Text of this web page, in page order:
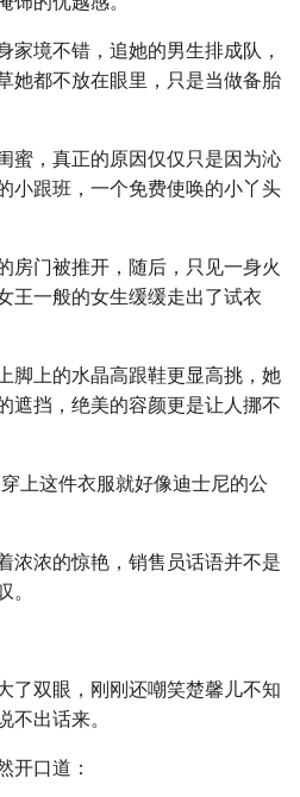
家境不错，追她的男生排成队，
她都不放在眼里，只是当做备胎
蜜，真正的原因仅仅只是因为沁
小跟班，一个免费使唤的小丫头
房门被推开，随后，只见一身火
王一般的女生缓缓走出了试衣
脚上的水晶高跟鞋更显高挑，她
遮挡，绝美的容颜更是让人挪不
上这件衣服就好像迪士尼的公
浓浓的惊艳，销售员话语并不是
。
了双眼，刚刚还嘲笑楚馨儿不知
不出话来。
开口道：